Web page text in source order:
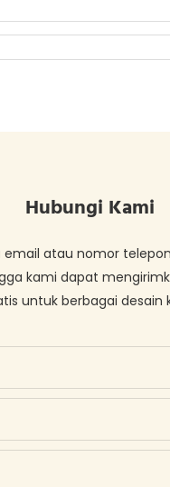
Hubungi Kami
email atau nomor
kami dapat
untuk berbagai desain